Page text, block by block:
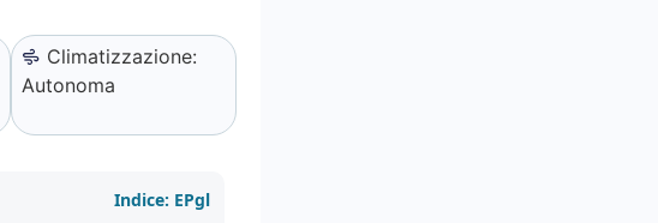
Climatizzazione:
Autonoma
Indice: EPgl